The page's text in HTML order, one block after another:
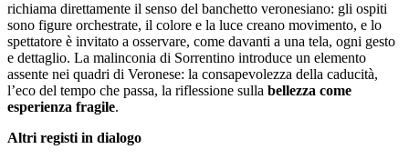
richiama direttamente il senso del banchetto veronesiano: gli ospiti
sono figure orchestrate, il colore e la luce creano movimento, e lo
spettatore è invitato a osservare, come davanti a una tela, ogni gesto
e dettaglio. La malinconia di Sorrentino introduce un elemento
assente nei quadri di Veronese: la consapevolezza della caducità,
l’eco del tempo che passa, la riflessione sulla bellezza come
esperienza fragile.
Altri registi in dialogo